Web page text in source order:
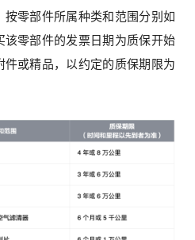
零部件所属种类和范围分别如
零部件的发票日期为质保开始
或精品，以约定的质保期限为